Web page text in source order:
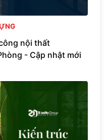
nội thất
- Cập nhật mới